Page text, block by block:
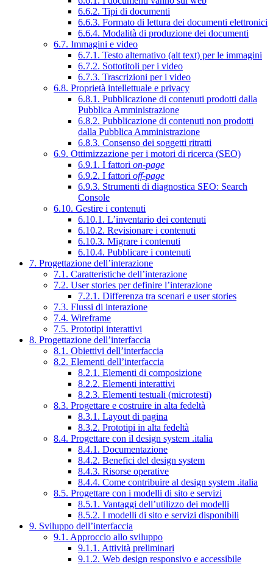
6.6.2. Tipi di documenti
6.6.3. Formato di lettura dei documenti elettronici
6.6.4. Modalità di produzione dei documenti
6.7. Immagini e video
6.7.1. Testo alternativo (alt text) per le immagini
6.7.2. Sottotitoli per i video
6.7.3. Trascrizioni per i video
6.8. Proprietà intellettuale e privacy
6.8.1. Pubblicazione di contenuti prodotti dalla
Pubblica Amministrazione
6.8.2. Pubblicazione di contenuti non prodotti
dalla Pubblica Amministrazione
6.8.3. Consenso dei soggetti ritratti
6.9. Ottimizzazione per i motori di ricerca (SEO)
6.9.1. I fattori on-page
6.9.2. I fattori off-page
6.9.3. Strumenti di diagnostica SEO: Search
Console
6.10. Gestire i contenuti
6.10.1. L’inventario dei contenuti
6.10.2. Revisionare i contenuti
6.10.3. Migrare i contenuti
6.10.4. Pubblicare i contenuti
7. Progettazione dell’interazione
7.1. Caratteristiche dell’interazione
7.2. User stories per definire l’interazione
7.2.1. Differenza tra scenari e user stories
7.3. Flussi di interazione
7.4. Wireframe
7.5. Prototipi interattivi
8. Progettazione dell’interfaccia
8.1. Obiettivi dell’interfaccia
8.2. Elementi dell’interfaccia
8.2.1. Elementi di composizione
8.2.2. Elementi interattivi
8.2.3. Elementi testuali (microtesti)
8.3. Progettare e costruire in alta fedeltà
8.3.1. Layout di pagina
8.3.2. Prototipi in alta fedeltà
8.4. Progettare con il design system .italia
8.4.1. Documentazione
8.4.2. Benefici del design system
8.4.3. Risorse operative
8.4.4. Come contribuire al design system .italia
8.5. Progettare con i modelli di sito e servizi
8.5.1. Vantaggi dell’utilizzo dei modelli
8.5.2. I modelli di sito e servizi disponibili
9. Sviluppo dell’interfaccia
9.1. Approccio allo sviluppo
9.1.1. Attività preliminari
9.1.2. Web design responsivo e accessibile